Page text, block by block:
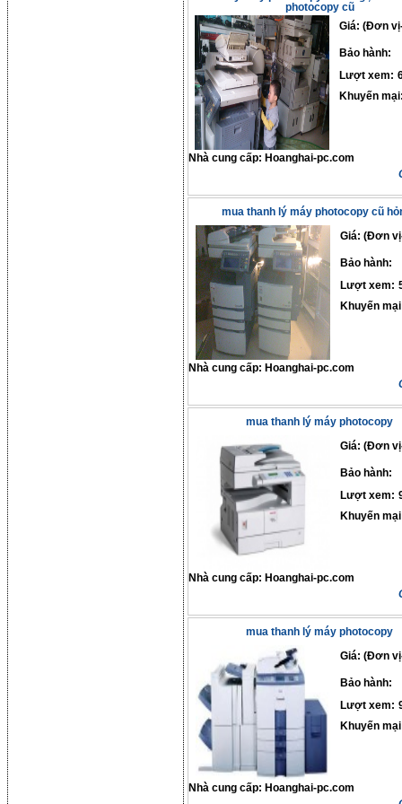
photocopy cũ
Giá: (Đơn
Bảo hành:
Lượt xem:
Khuyến
Nhà cung cấp: Hoanghai-pc.com
mua thanh lý máy photocopy cũ
Giá: (Đơn
Bảo hành:
Lượt xem:
Khuyến
Nhà cung cấp: Hoanghai-pc.com
mua thanh lý máy photocopy
Giá: (Đơn
Bảo hành:
Lượt xem:
Khuyến
Nhà cung cấp: Hoanghai-pc.com
mua thanh lý máy photocopy
Giá: (Đơn
Bảo hành:
Lượt xem:
Khuyến
Nhà cung cấp: Hoanghai-pc.com